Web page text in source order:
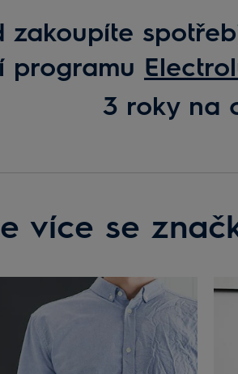
zakoupíte
programu
3 roky na
více se